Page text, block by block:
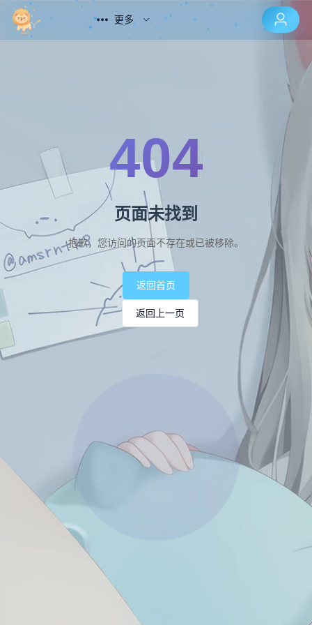
更多
404
页面未找到
抱歉，您访问的页面不存在或已被移除。
返回首页
返回上一页